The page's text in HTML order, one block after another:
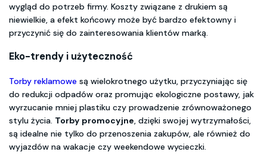
wygląd do potrzeb firmy. Koszty związane z drukiem są
niewielkie, a efekt końcowy może być bardzo efektowny i
przyczynić się do zainteresowania klientów marką.
Eko-trendy i użyteczność
Torby reklamowe są wielokrotnego użytku, przyczyniając się
do redukcji odpadów oraz promując ekologiczne postawy, jak
wyrzucanie mniej plastiku czy prowadzenie zrównoważonego
stylu życia. Torby promocyjne, dzięki swojej wytrzymałości,
są idealne nie tylko do przenoszenia zakupów, ale również do
wyjazdów na wakacje czy weekendowe wycieczki.